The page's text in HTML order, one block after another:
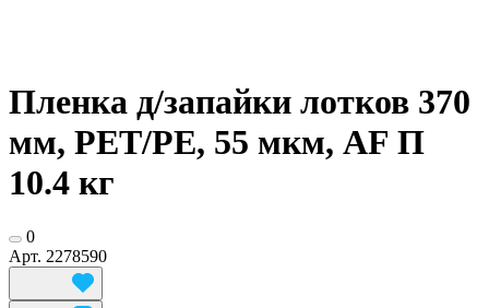
Пленка д/запайки лотков 370
мм, РЕТ/РЕ, 55 мкм, АF П
10.4 кг
0
Арт. 2278590